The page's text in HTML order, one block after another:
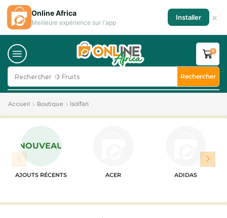
Rechercher 🍋 Fruits Rechercher
0
Accueil Boutique Isolfan
NOUVEAU
AJOUTS RÉCENTS ACER ADIDAS
Online Africa
Meilleure expérience sur l'app
Installer ×